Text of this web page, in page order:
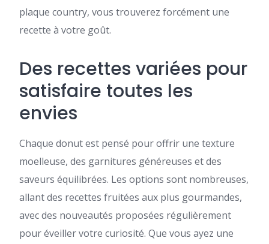
plaque country, vous trouverez forcément une
recette à votre goût.
Des recettes variées pour
satisfaire toutes les
envies
Chaque donut est pensé pour offrir une texture
moelleuse, des garnitures généreuses et des
saveurs équilibrées. Les options sont nombreuses,
allant des recettes fruitées aux plus gourmandes,
avec des nouveautés proposées régulièrement
pour éveiller votre curiosité. Que vous ayez une